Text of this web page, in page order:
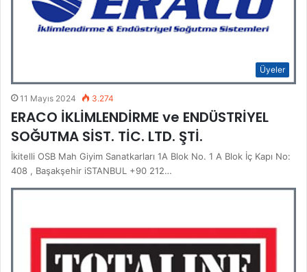
Üyeler
11 Mayıs 2024 3.274
ERACO İKLİMLENDİRME ve ENDÜSTRİYEL
SOĞUTMA SİST. TİC. LTD. ŞTİ.
İkitelli OSB Mah Giyim Sanatkarları 1A Blok No. 1 A Blok İç Kapı No:
408 , Başakşehir iSTANBUL +90 212…